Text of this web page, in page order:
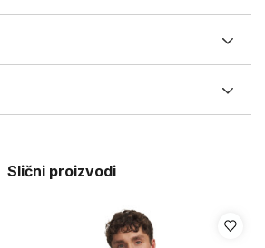
Slični proizvodi